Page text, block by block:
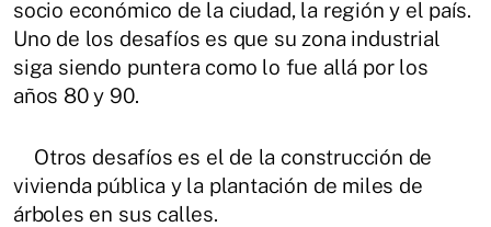
socio económico de la ciudad, la región y el país.
Uno de los desafíos es que su zona industrial
siga siendo puntera como lo fue allá por los
años 80 y 90.
Otros desafíos es el de la construcción de
vivienda pública y la plantación de miles de
árboles en sus calles.